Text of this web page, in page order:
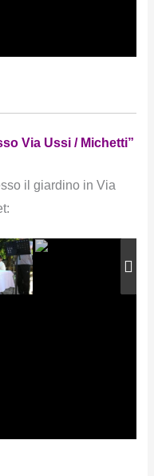
Via Ussi / Michetti”
il giardino in Via